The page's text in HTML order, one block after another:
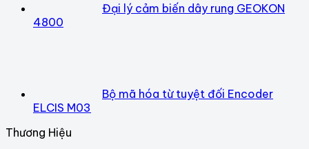
Đại lý cảm biến dây rung GEOKON
4800
Bộ mã hóa từ tuyệt đối Encoder
ELCIS M03
Thương Hiệu